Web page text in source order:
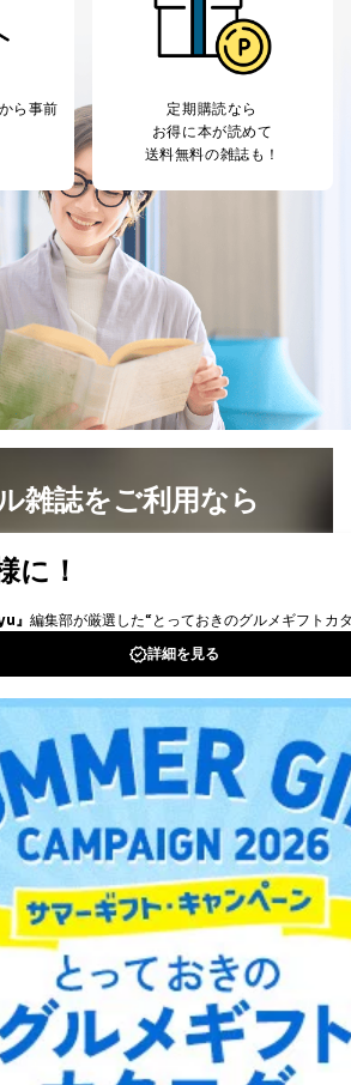
ら事前
定期購読なら
お得に本が読めて
送料無料の雑誌も！
雑誌をご利用なら
）が無料で読み放題！
DOWNLOAD FOR IOS
DOWNLOAD FOR ANDROID
ご利用方法はこちら
総合案内
採用情報
お問い合わせ
特定商取引法に基づく表示
出版社の皆様へ